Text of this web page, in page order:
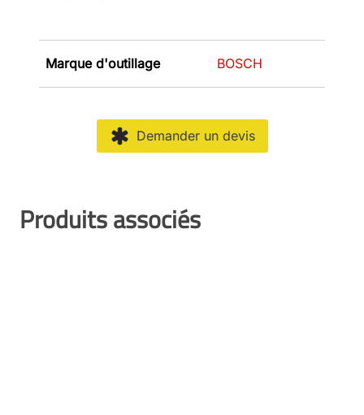
Marque d'outillage BOSCH
Demander un devis
Produits associés